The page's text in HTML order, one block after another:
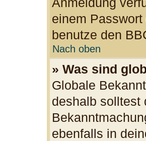
einem
benutze den
Nach oben
» Was sind
Globale
deshalb solltest
ebenfalls in